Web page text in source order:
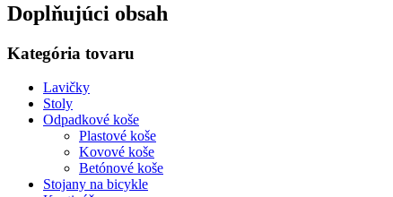
Doplňujúci obsah
Kategória tovaru
Lavičky
Stoly
Odpadkové koše
Plastové koše
Kovové koše
Betónové koše
Stojany na bicykle